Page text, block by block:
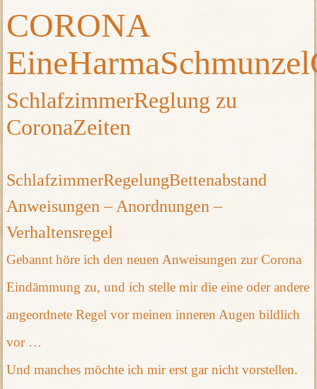
CORONA
SchlafzimmerReglung zu
CoronaZeiten
SchlafzimmerRegelungBettenabstand
Anweisungen – Anordnungen –
Verhaltensregel
Gebannt höre ich den neuen Anweisungen zur Corona
Eindämmung zu, und ich stelle mir die eine oder andere
angeordnete Regel vor meinen inneren Augen bildlich
vor …
Und manches möchte ich mir erst gar nicht vorstellen.